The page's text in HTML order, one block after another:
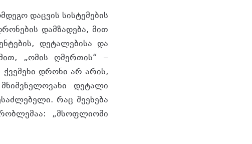
დაცვის სისტემების
დამზადება, მით
დეტალებისა და
„ომის ღმერთის“ –
დრონი არ არის,
დეტალი
რაც შეეხება
„მსოფლიოში